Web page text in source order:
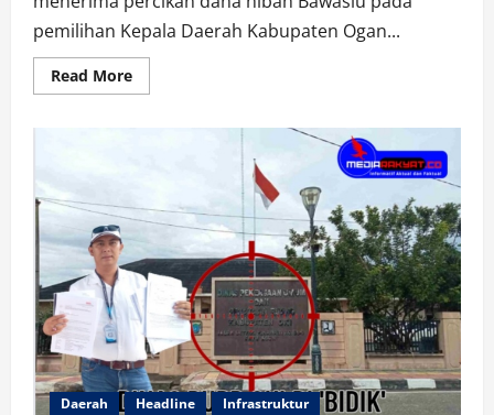
pemilihan Kepala Daerah Kabupaten Ogan...
Read MoreRead
more
Jawaban
Ketua
DPRD
OI
Daerah Headline Infrastruktur